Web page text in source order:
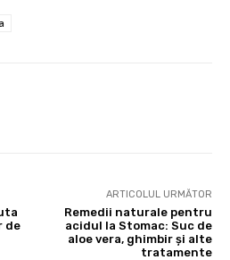
de
ARTICOLUL URMĂTOR
Remedii naturale pentru
acidul la Stomac: Suc de
aloe vera, ghimbir și alte
tratamente